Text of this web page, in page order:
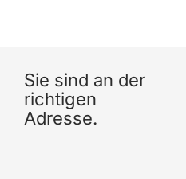
Sie sind an der
richtigen
Adresse.